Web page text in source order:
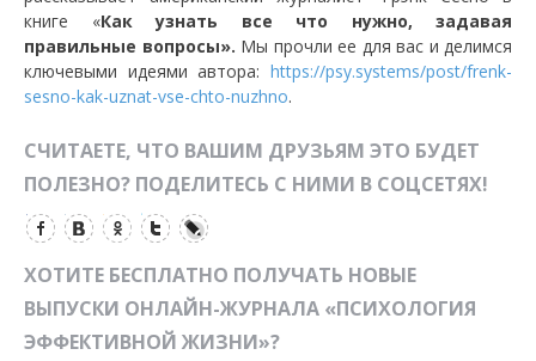
книге «Как узнать все что нужно, задавая
правильные вопросы». Мы прочли ее для вас и делимся
ключевыми идеями автора: https://psy.systems/post/frenk-
sesno-kak-uznat-vse-chto-nuzhno.
СЧИТАЕТЕ, ЧТО ВАШИМ ДРУЗЬЯМ ЭТО БУДЕТ
ПОЛЕЗНО? ПОДЕЛИТЕСЬ С НИМИ В СОЦСЕТЯХ!
ХОТИТЕ БЕСПЛАТНО ПОЛУЧАТЬ НОВЫЕ
ВЫПУСКИ ОНЛАЙН-ЖУРНАЛА «ПСИХОЛОГИЯ
ЭФФЕКТИВНОЙ ЖИЗНИ»?